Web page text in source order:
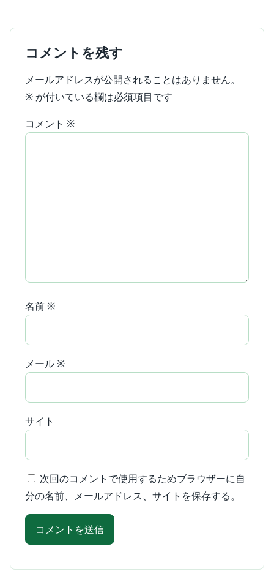
コメントを残す
メールアドレスが公開されることはありません。
※ が付いている欄は必須項目です
コメント ※
名前 ※
メール ※
サイト
次回のコメントで使用するためブラウザーに自
分の名前、メールアドレス、サイトを保存する。